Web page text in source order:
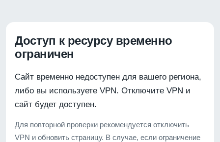
Доступ к ресурсу временно
ограничен
Сайт временно недоступен для вашего региона,
либо вы используете VPN. Отключите VPN и
сайт будет доступен.
Для повторной проверки рекомендуется отключить
VPN и обновить страницу. В случае, если ограничение